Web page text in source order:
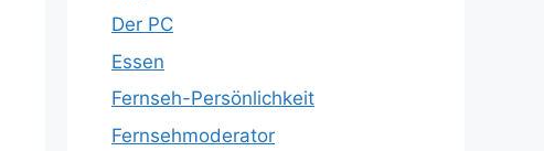
Der PC
Essen
Fernseh-Persönlichkeit
Fernsehmoderator